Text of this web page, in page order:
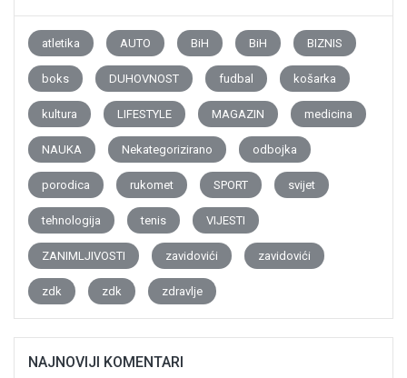
atletika AUTO BiH BiH BIZNIS
boks DUHOVNOST fudbal košarka
kultura LIFESTYLE MAGAZIN medicina
NAUKA Nekategorizirano odbojka
porodica rukomet SPORT svijet
tehnologija tenis VIJESTI
ZANIMLJIVOSTI zavidovići zavidovići
zdk zdk zdravlje
NAJNOVIJI KOMENTARI